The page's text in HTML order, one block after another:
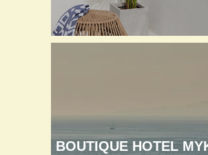
BOUTIQUE HOTEL